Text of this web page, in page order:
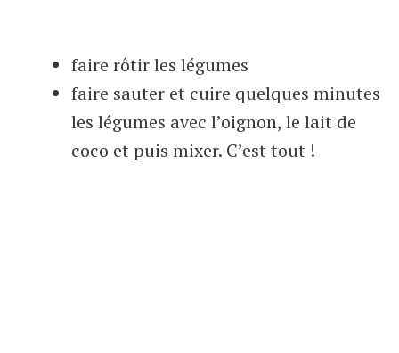
faire rôtir les légumes
faire sauter et cuire quelques minutes
les légumes avec l’oignon, le lait de
coco et puis mixer. C’est tout !